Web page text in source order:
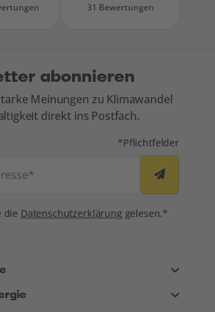
31 Bewertungen
abonnieren
Meinungen zu Klimawandel
direkt ins Postfach.
Mit * markierte
*Pflichtfelder
*
die Datenschutzerklärunggelesen.*